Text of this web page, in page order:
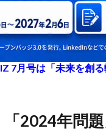
7月号は「未来を創
「2024年問